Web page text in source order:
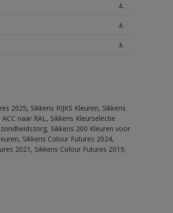
2025, Sikkens RIJKS Kleuren, Sikkens
naar RAL, Sikkens Kleurselectie
Sikkens 200 Kleuren voor
Sikkens Colour Futures 2024,
2021, Sikkens Colour Futures 2019,